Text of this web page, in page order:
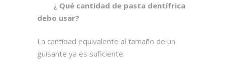
¿ Qué cantidad de pasta dentífrica
debo usar?
La cantidad equivalente al tamaño de un
guisante ya es suficiente.